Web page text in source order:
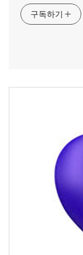
구독하기